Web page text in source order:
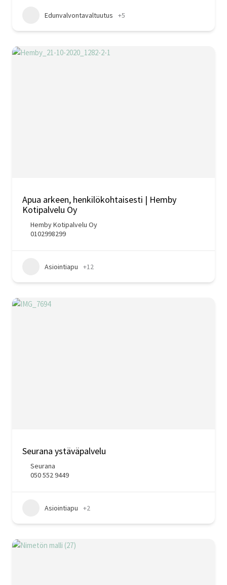
Edunvalvontavaltuutus +5
Apua arkeen, henkilökohtaisesti | Hemby
Kotipalvelu Oy
Hemby Kotipalvelu Oy
0102998299
Asiointiapu +12
Seurana ystäväpalvelu
Seurana
050 552 9449
Asiointiapu +2